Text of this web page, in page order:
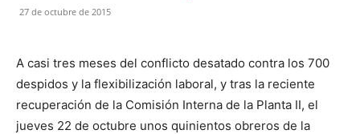
27 de octubre de 2015
A casi tres meses del conflicto desatado contra los 700
despidos y la flexibilización laboral, y tras la reciente
recuperación de la Comisión Interna de la Planta II, el
jueves 22 de octubre unos quinientos obreros de la